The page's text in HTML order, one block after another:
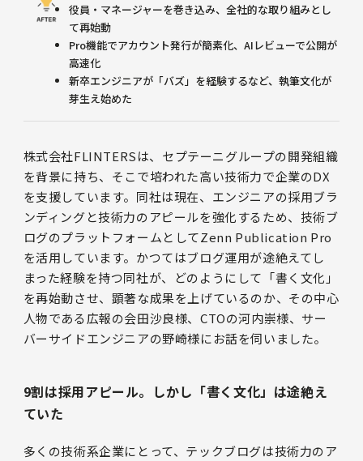
役員・マネージャーを巻き込み、全社的な取り組みとし
て再始動
Pro機能でアカウント発行が簡素化、AIレビューで公開が
高速化
新卒エンジニアが「バズ」を経験するなど、執筆文化が
芽生え始めた
株式会社FLINTERSは、セプテーニグループの開発組織
を背景に持ち、そこで培われた高い技術力で企業のDX
を支援しています。同社は現在、エンジニアの採用ブラ
ンディングと技術力のアピールを強化するため、技術ブ
ログのプラットフォームとしてZenn Publication Pro
を活用しています。かつてはブログ運用が途絶えてし
まった経験を持つ同社が、どのようにして「書く文化」
を再始動させ、顕著な成果を上げているのか、その中心
人物である広報の会田沙良様、CTOの河内崇様、サー
バーサイドエンジニアの野崎様にお話を伺いました。
9割は採用アピール。しかし「書く文化」は途絶え
ていた
多くの技術系企業にとって、テックブログは技術力のア